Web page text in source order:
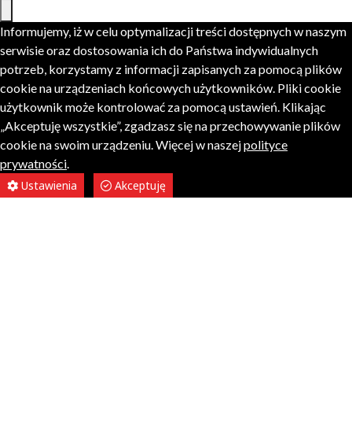
Informujemy, iż w celu optymalizacji treści dostępnych w naszym
serwisie oraz dostosowania ich do Państwa indywidualnych
potrzeb, korzystamy z informacji zapisanych za pomocą plików
cookie na urządzeniach końcowych użytkowników. Pliki cookie
użytkownik może kontrolować za pomocą ustawień. Klikając
„Akceptuję wszystkie”, zgadzasz się na przechowywanie plików
cookie na swoim urządzeniu. Więcej w naszejpolityce
prywatności.
Ustawienia
Akceptuję